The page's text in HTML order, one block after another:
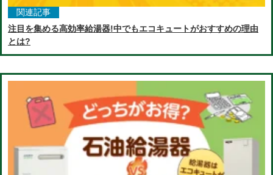
関連記事
注目を集める高効率給湯器!中でもエコキュートがおすすめの理由
とは?